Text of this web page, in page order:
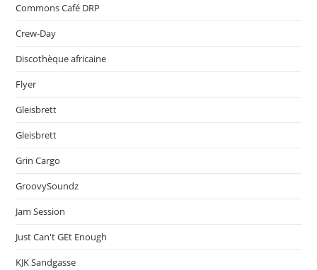
Commons Café DRP
Crew-Day
Discothèque africaine
Flyer
Gleisbrett
Gleisbrett
Grin Cargo
GroovySoundz
Jam Session
Just Can't GEt Enough
KJK Sandgasse